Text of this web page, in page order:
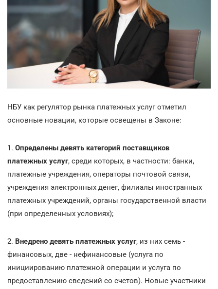
НБУ как регулятор рынка платежных услуг отметил
основные новации, которые освещены в Законе:
1. Определены девять категорий поставщиков
платежных услуг, среди которых, в частности: банки,
платежные учреждения, операторы почтовой связи,
учреждения электронных денег, филиалы иностранных
платежных учреждений, органы государственной власти
(при определенных условиях);
2. Внедрено девять платежных услуг, из них семь -
финансовых, две - нефинансовые (услуга по
инициированию платежной операции и услуга по
предоставлению сведений со счетов). Новые участники